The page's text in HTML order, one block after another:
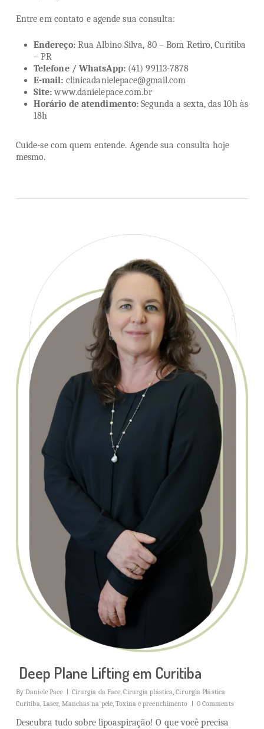
Entre em contato e agende sua consulta:
Endereço:Rua Albino Silva, 80 – Bom Retiro, Curitiba
– PR
Telefone / WhatsApp:(41) 99113-7878
E-mail: clinicadanielepace@gmail.com
Site:www.danielepace.com.br
Horário de atendimento: Segunda a sexta, das 10h às
18h
Cuide-se com quem entende. Agende sua consulta hoje
mesmo.
Deep Plane Lifting em Curitiba
By Daniele Pace Cirurgia da Face,Cirurgia plástica,Cirurgia Plástica
Curitiba, Laser, Manchas na pele,Toxina e preenchimento 0 Comments
Descubra tudo sobre lipoaspiração! O que você precisa